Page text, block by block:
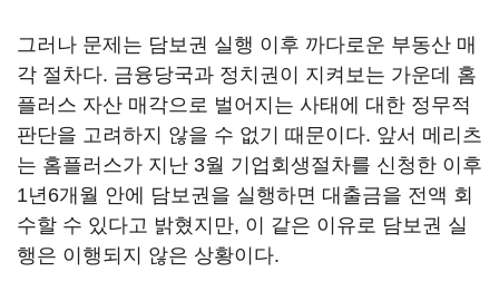
그러나 문제는 담보권 실행 이후 까다로운 부동산 매
각 절차다. 금융당국과 정치권이 지켜보는 가운데 홈
플러스 자산 매각으로 벌어지는 사태에 대한 정무적
판단을 고려하지 않을 수 없기 때문이다. 앞서 메리츠
는 홈플러스가 지난 3월 기업회생절차를 신청한 이후
1년6개월 안에 담보권을 실행하면 대출금을 전액 회
수할 수 있다고 밝혔지만, 이 같은 이유로 담보권 실
행은 이행되지 않은 상황이다.